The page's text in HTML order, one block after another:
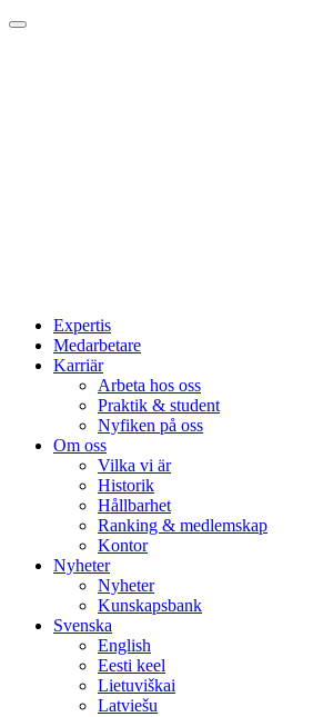
Expertis
Medarbetare
Karriär
Arbeta hos oss
Praktik & student
Nyfiken på oss
Om oss
Vilka vi är
Historik
Hållbarhet
Ranking & medlemskap
Kontor
Nyheter
Nyheter
Kunskapsbank
Svenska
English
Eesti keel
Lietuviškai
Latviešu